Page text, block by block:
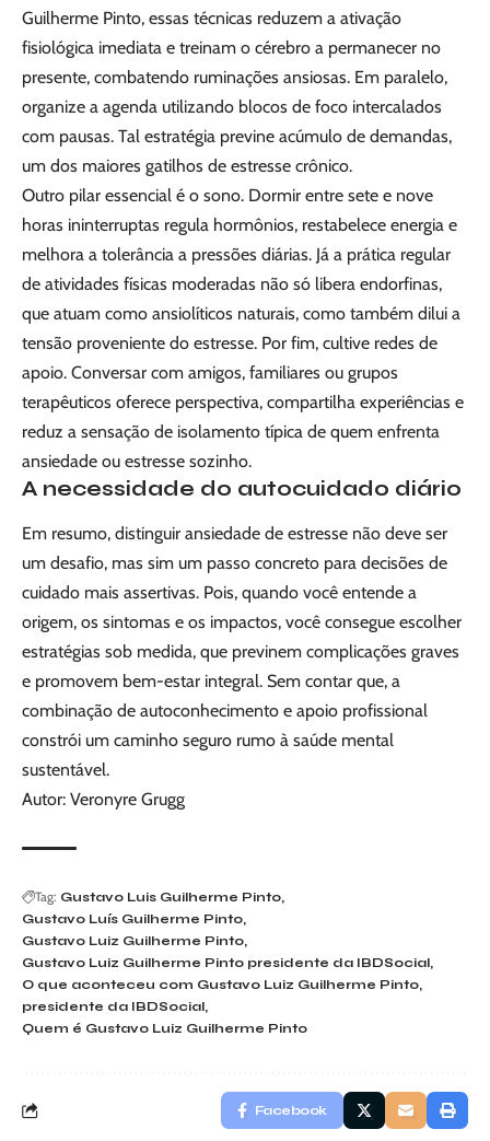
Guilherme Pinto, essas técnicas reduzem a ativação
fisiológica imediata e treinam o cérebro a permanecer no
presente, combatendo ruminações ansiosas. Em paralelo,
organize a agenda utilizando blocos de foco intercalados
com pausas. Tal estratégia previne acúmulo de demandas,
um dos maiores gatilhos de estresse crônico.
Outro pilar essencial é o sono. Dormir entre sete e nove
horas ininterruptas regula hormônios, restabelece energia e
melhora a tolerância a pressões diárias. Já a prática regular
de atividades físicas moderadas não só libera endorfinas,
que atuam como ansiolíticos naturais, como também dilui a
tensão proveniente do estresse. Por fim, cultive redes de
apoio. Conversar com amigos, familiares ou grupos
terapêuticos oferece perspectiva, compartilha experiências e
reduz a sensação de isolamento típica de quem enfrenta
ansiedade ou estresse sozinho.
A necessidade do autocuidado diário
Em resumo, distinguir ansiedade de estresse não deve ser
um desafio, mas sim um passo concreto para decisões de
cuidado mais assertivas. Pois, quando você entende a
origem, os sintomas e os impactos, você consegue escolher
estratégias sob medida, que previnem complicações graves
e promovem bem-estar integral. Sem contar que, a
combinação de autoconhecimento e apoio profissional
constrói um caminho seguro rumo à saúde mental
sustentável.
Autor: Veronyre Grugg
Tag: Gustavo Luis Guilherme Pinto
Gustavo Luís Guilherme Pinto
Gustavo Luiz Guilherme Pinto
Gustavo Luiz Guilherme Pinto presidente da IBDSocial
O que aconteceu com Gustavo Luiz Guilherme Pinto
presidente da IBDSocial
Quem é Gustavo Luiz Guilherme Pinto
Facebook